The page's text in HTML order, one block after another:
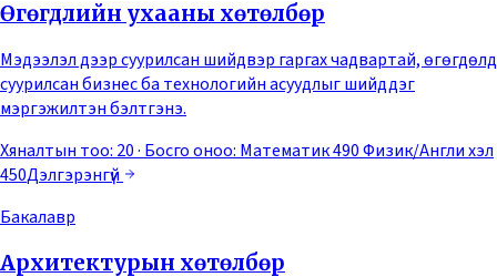
Өгөгдлийн ухааны хөтөлбөр
Мэдээлэл дээр суурилсан шийдвэр гаргах чадвартай, өгөгдөлд
суурилсан бизнес ба технологийн асуудлыг шийддэг
мэргэжилтэн бэлтгэнэ.
Хяналтын тоо: 20· Босго оноо: Математик 490 Физик/Англи хэл
450Дэлгэрэнгүй
Бакалавр
Архитектурын хөтөлбөр